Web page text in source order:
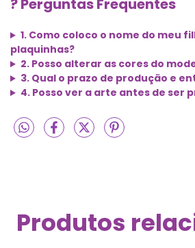
? Perguntas Frequentes
1. Como coloco o nome do meu
plaquinhas?
2. Posso alterar as cores do
3. Qual o prazo de produção e
4. Posso ver a arte antes de ser
Produtos